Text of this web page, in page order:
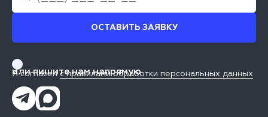
ОСТАВИТЬ ЗАЯВКУ
Я согласен с правилами обработки персональных данных
или пишите нам напрямую